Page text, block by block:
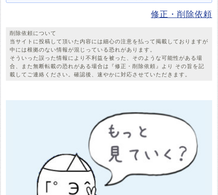
修正・削除依頼
削除依頼について
当サイトに投稿して頂いた内容には細心の注意を払って掲載しておりますが
中には根拠のない情報が混じっている恐れがあります。
そういった誤った情報により不利益を被った、そのような可能性がある場
合、また無断転載の恐れがある場合は『修正・削除依頼』より その旨を記
載してご連絡ください。確認後、速やかに対応させていただきます。